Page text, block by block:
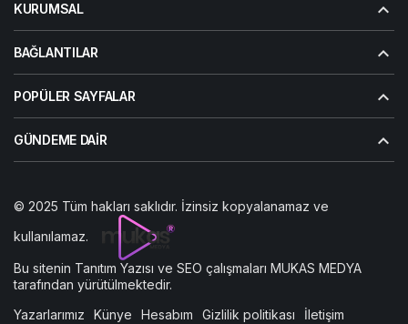
KURUMSAL
BAĞLANTILAR
POPÜLER SAYFALAR
GÜNDEME DAIR
© 2025 Tüm hakları saklıdır. İzinsiz kopyalanamaz ve
kullanılamaz.
Bu sitenin Tanıtım Yazısı ve SEO çalışmaları MUKAS MEDYA
tarafından yürütülmektedir.
Yazarlarımız
Künye Hesabım Gizlilik politikası İletişim